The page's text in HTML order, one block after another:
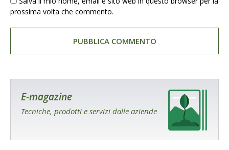
prossima volta che commento.
E-magazine
Tecniche, prodotti e servizi dalle aziende